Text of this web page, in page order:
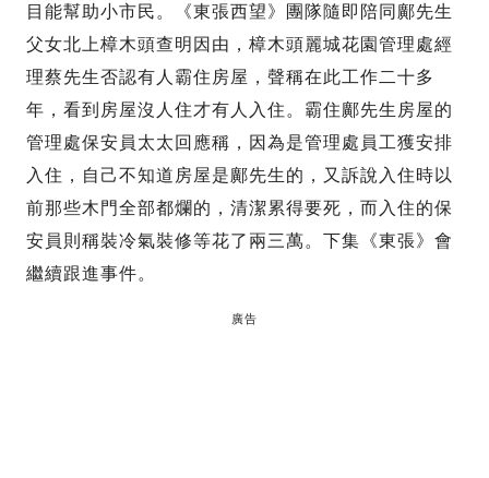
目能幫助小市民。《東張西望》團隊隨即陪同鄺先生
父女北上樟木頭查明因由，樟木頭麗城花園管理處經
理蔡先生否認有人霸住房屋，聲稱在此工作二十多
年，看到房屋沒人住才有人入住。霸住鄺先生房屋的
管理處保安員太太回應稱，因為是管理處員工獲安排
入住，自己不知道房屋是鄺先生的，又訴說入住時以
前那些木門全部都爛的，清潔累得要死，而入住的保
安員則稱裝冷氣裝修等花了兩三萬。下集《東張》會
繼續跟進事件。
廣告